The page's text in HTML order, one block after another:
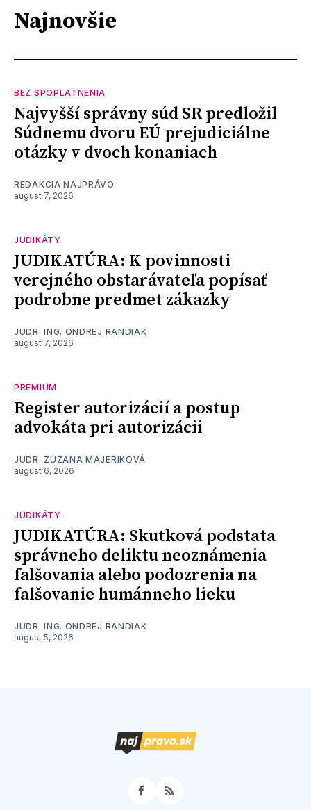
Najnovšie
BEZ SPOPLATNENIA
Najvyšší správny súd SR predložil
Súdnemu dvoru EÚ prejudiciálne
otázky v dvoch konaniach
REDAKCIA NAJPRÁVO
august 7, 2026
JUDIKÁTY
JUDIKATÚRA: K povinnosti
verejného obstarávateľa popísať
podrobne predmet zákazky
JUDR. ING. ONDREJ RANDIAK
august 7, 2026
PREMIUM
Register autorizácií a postup
advokáta pri autorizácii
JUDR. ZUZANA MAJERIKOVÁ
august 6, 2026
JUDIKÁTY
JUDIKATÚRA: Skutková podstata
správneho deliktu neoznámenia
falšovania alebo podozrenia na
falšovanie humánneho lieku
JUDR. ING. ONDREJ RANDIAK
august 5, 2026
Facebook
RSS